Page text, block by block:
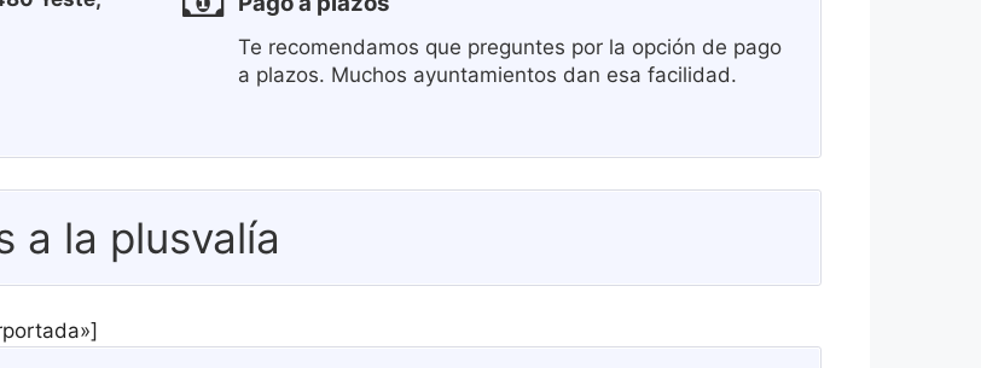
Te recomendamos que preguntes por la opción de pago
a plazos. Muchos ayuntamientos dan esa facilidad.
a la plusvalía